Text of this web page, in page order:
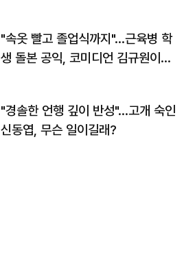
"속옷 빨고 졸업식까지"…근육병 학
생 돌본 공익, 코미디언 김규원이었
"경솔한 언행 깊이 반성"…고개 숙인
신동엽, 무슨 일이길래?